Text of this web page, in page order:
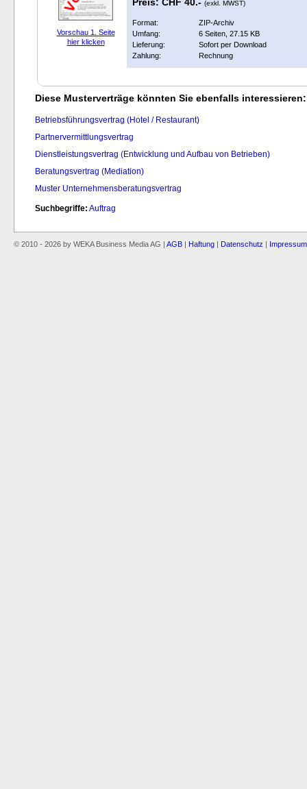
Vorschau 1. Seite
hier klicken
(exkl. MWST)
Format:
ZIP-Archiv
Umfang:
6 Seiten, 27.15 KB
Lieferung:
Sofort per Download
Zahlung:
Rechnung
Diese Musterverträge könnten Sie ebenfalls interessieren:
Betriebsführungsvertrag (Hotel / Restaurant)
Partnervermittlungsvertrag
Dienstleistungsvertrag (Entwicklung und Aufbau von Betrieben)
Beratungsvertrag (Mediation)
Muster Unternehmensberatungsvertrag
Suchbegriffe: Auftrag
© 2010 - 2026 by WEKA Business Media AG | AGB Haftung Datenschutz Impressum